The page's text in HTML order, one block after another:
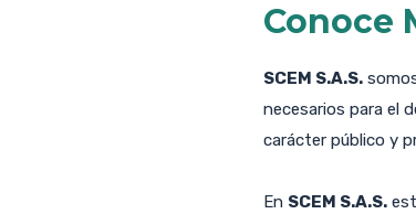
Conoce
SCEM S.A.S.
necesarios para el
carácter público y
En SCEM S.A.S.